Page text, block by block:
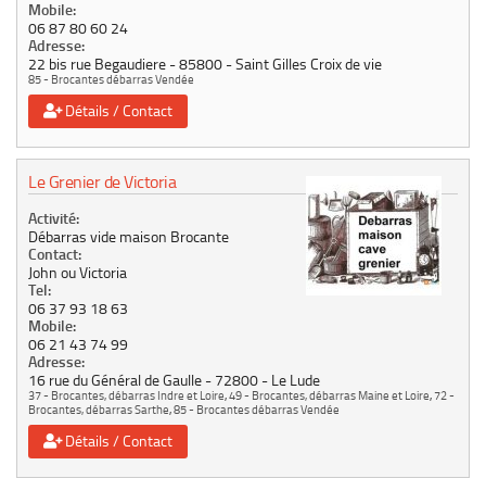
Mobile:
06 87 80 60 24
Adresse:
22 bis rue Begaudiere 85800 Saint Gilles Croix de vie
85 - Brocantes débarras Vendée
Détails / Contact
Le Grenier de Victoria
Activité:
Débarras vide maison Brocante
Contact:
John ou Victoria
Tel:
06 37 93 18 63
Mobile:
06 21 43 74 99
Adresse:
16 rue du Général de Gaulle 72800 Le Lude
37 - Brocantes, débarras Indre et Loire,49 - Brocantes, débarras Maine et Loire,72 -
Brocantes, débarras Sarthe,85 - Brocantes débarras Vendée
Détails / Contact